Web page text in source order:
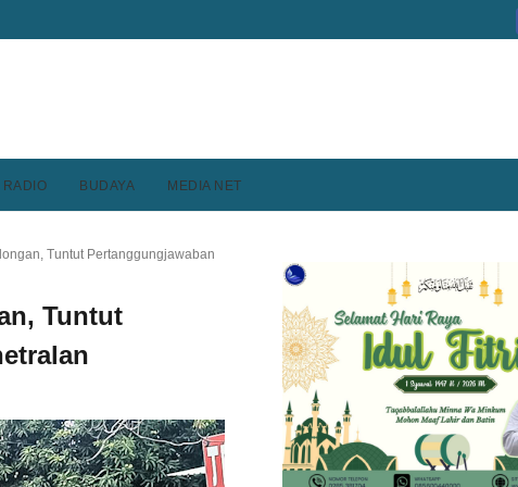
RADIO BUDAYA MEDIA NET
Tuntut Pertanggungjawaban
Tuntut